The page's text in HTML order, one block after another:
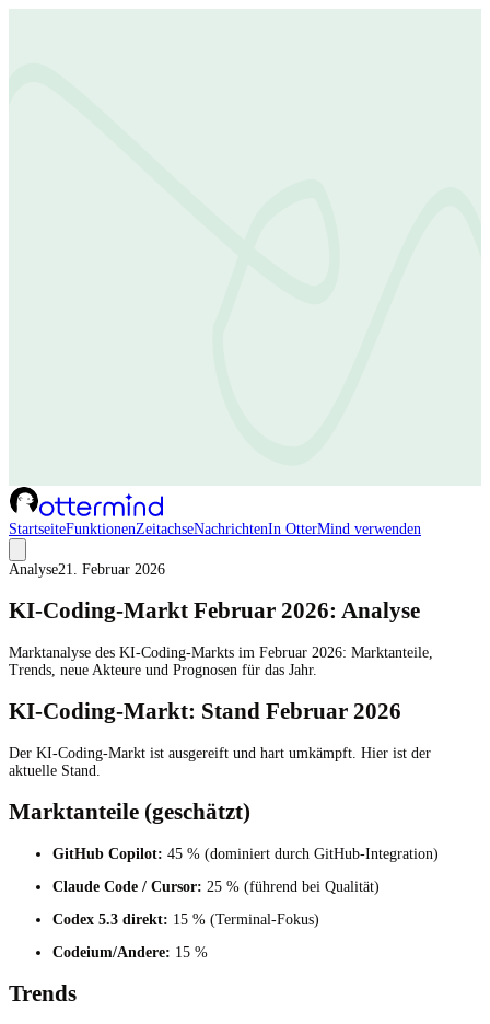
StartseiteFunktionenZeitachseNachrichtenIn OtterMind verwenden
Analyse21. Februar 2026
KI-Coding-Markt Februar 2026: Analyse
Marktanalyse des KI-Coding-Markts im Februar 2026: Marktanteile,
Trends, neue Akteure und Prognosen für das Jahr.
KI-Coding-Markt: Stand Februar 2026
Der KI-Coding-Markt ist ausgereift und hart umkämpft. Hier ist der
aktuelle Stand.
Marktanteile (geschätzt)
GitHub Copilot: 45 % (dominiert durch GitHub-Integration)
Claude Code / Cursor: 25 % (führend bei Qualität)
Codex 5.3 direkt: 15 % (Terminal-Fokus)
Codeium/Andere: 15 %
Trends